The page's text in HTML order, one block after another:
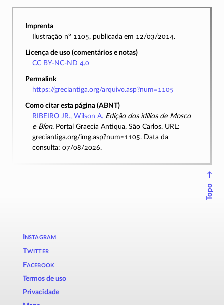
Imprenta
Ilustração nº 1105, publicada em 12/03/2014.
Licença de uso (comentários e notas)
CC BY-NC-ND 4.0
Permalink
https://greciantiga.org/arquivo.asp?num=1105
Como citar esta página (ABNT)
RIBEIRO JR., Wilson A. Edição dos idílios de Mosco
e Bíon. Portal Graecia Antiqua, São Carlos. URL:
greciantiga.org/img.asp?num=1105. Data da
consulta: 07/08/2026.
↑
Topo
Instagram
Twitter
Facebook
Termos de uso
Privacidade